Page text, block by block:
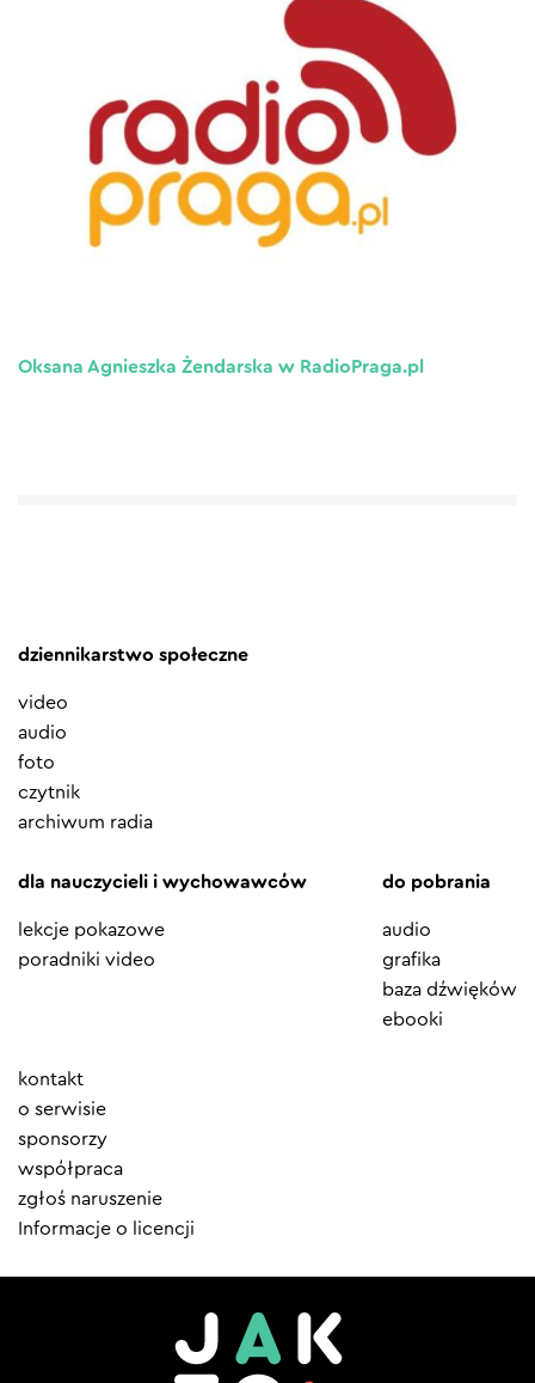
Oksana Agnieszka Żendarska w RadioPraga.pl
dziennikarstwo społeczne
video
audio
foto
czytnik
archiwum radia
dla nauczycieli i wychowawców
lekcje pokazowe
poradniki video
do pobrania
audio
grafika
baza dźwięków
ebooki
Element
menu
kontakt
o serwisie
sponsorzy
współpraca
zgłoś naruszenie
Informacje o licencji